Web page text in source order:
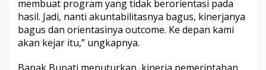
membuat program yang tidak berorientasi pada
hasil. Jadi, nanti akuntabilitasnya bagus, kinerjanya
bagus dan orientasinya outcome. Ke depan kami
akan kejar itu,” ungkapnya.